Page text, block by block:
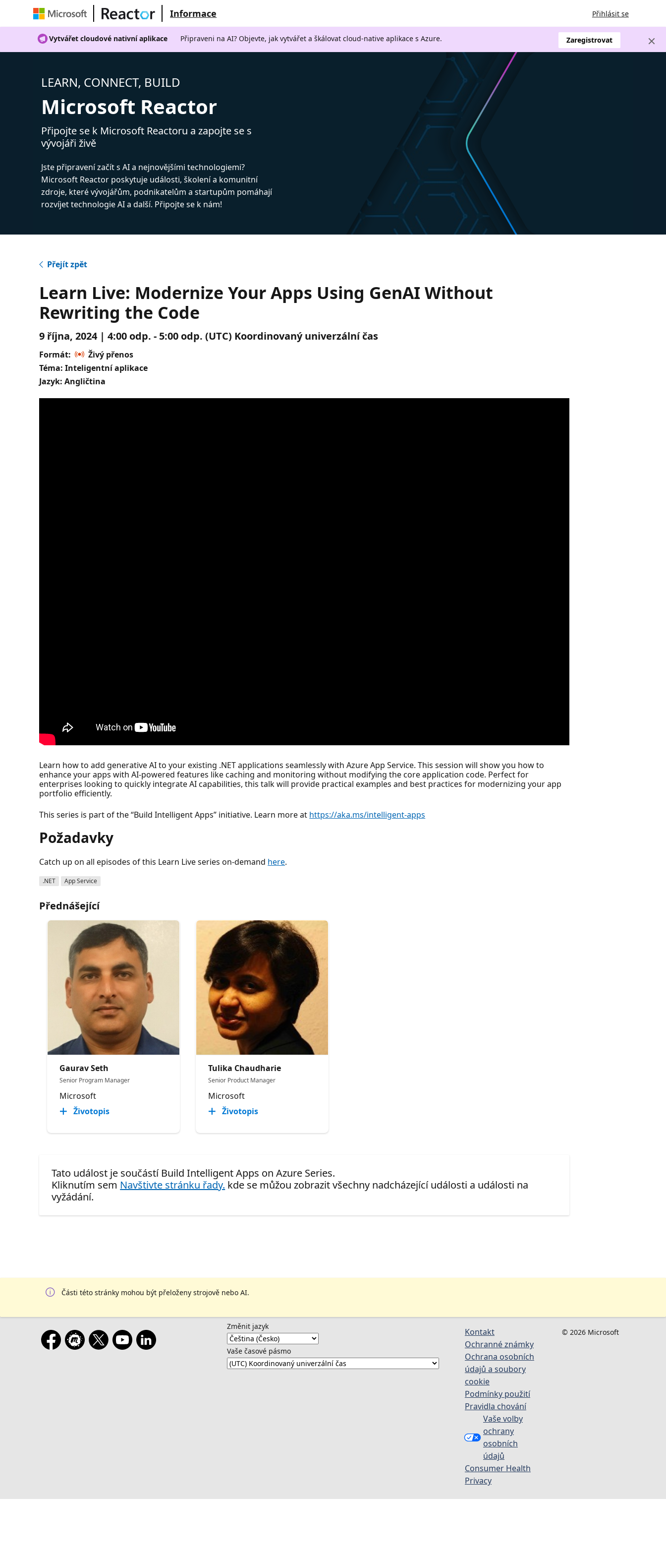
Informace Přihlásit se
Vytvářet cloudové nativní aplikace Připraveni na AI? Objevte, jak vytvářet a škálovat cloud-native aplikace s Azure. Zaregistrovat
LEARN, CONNECT, BUILD
Microsoft Reactor
Připojte se k Microsoft Reactoru a zapojte se s
vývojáři živě
Jste připravení začít s AI a nejnovějšími technologiemi?
Microsoft Reactor poskytuje události, školení a komunitní
zdroje, které vývojářům, podnikatelům a startupům pomáhají
rozvíjet technologie AI a další. Připojte se k nám!
Přejít zpět
Learn Live: Modernize Your Apps Using GenAI Without
Rewriting the Code
9 října, 2024 | 4:00 odp. - 5:00 odp. (UTC) Koordinovaný univerzální čas
Formát:
Živý přenos
Téma: Inteligentní aplikace
Jazyk: Angličtina
Learn how to add generative AI to your existing .NET applications seamlessly with Azure App Service. This session will show you how to
enhance your apps with AI-powered features like caching and monitoring without modifying the core application code. Perfect for
enterprises looking to quickly integrate AI capabilities, this talk will provide practical examples and best practices for modernizing your app
portfolio efficiently.
This series is part of the “Build Intelligent Apps” initiative. Learn more at https://aka.ms/intelligent-apps
Požadavky
Catch up on all episodes of this Learn Live series on-demand here.
.NET App Service
Přednášející
Gaurav Seth
Senior Program Manager
Microsoft
Životopis
Tulika Chaudharie
Senior Product Manager
Microsoft
Životopis
Tato událost je součástí Build Intelligent Apps on Azure Series.
Kliknutím sem Navštivte stránku řady. kde se můžou zobrazit všechny nadcházející události a události na
vyžádání.
Části této stránky mohou být přeloženy strojově nebo AI.
Změnit jazyk
Vaše časové pásmo
Kontakt
Ochranné známky
Ochrana osobních
údajů a soubory
cookie
Podmínky použití
Pravidla chování
Vaše volby
ochrany
osobních
údajů
Consumer Health
Privacy
© 2026 Microsoft